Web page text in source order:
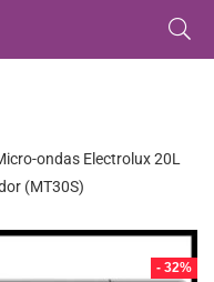
ondas Electrolux 20L
(MT30S)
- 32%